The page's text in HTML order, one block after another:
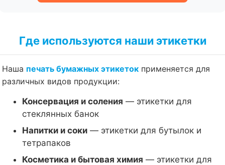
Где используются наши этикетки
Наша печать бумажных этикеток применяется для
различных видов продукции:
Консервация и соления — этикетки для
стеклянных банок
Напитки и соки — этикетки для бутылок и
тетрапаков
Косметика и бытовая химия — этикетки для